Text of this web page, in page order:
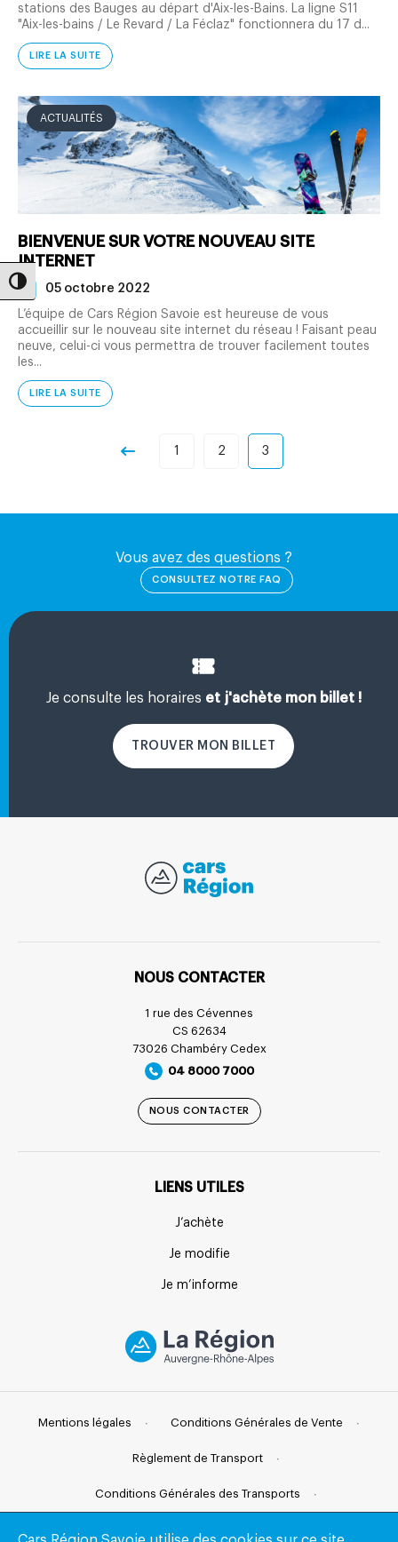
Passer en contraste élevé
stations des Bauges au départ d'Aix-les-Bains. La ligne S11
"Aix-les-bains / Le Revard / La Féclaz" fonctionnera du 17 d...
LIRE LA SUITE
ACTUALITÉS
BIENVENUE SUR VOTRE NOUVEAU SITE
INTERNET
05 octobre 2022
L’équipe de Cars Région Savoie est heureuse de vous
accueillir sur le nouveau site internet du réseau ! Faisant peau
neuve, celui-ci vous permettra de trouver facilement toutes
les...
LIRE LA SUITE
1 2 3
Je consulte les horaires et j'achète mon billet !
TROUVER MON BILLET
Vous avez des questions ?
CONSULTEZ NOTRE FAQ
NOUS CONTACTER
1 rue des Cévennes
CS 62634
73026 Chambéry Cedex
04 8000 7000
NOUS CONTACTER
LIENS UTILES
J’achète
Je modifie
Je m’informe
Mentions légales Conditions Générales de Vente
Règlement de Transport
Conditions Générales des Transports